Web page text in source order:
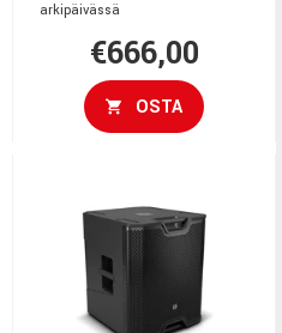
arkipäivässä
€666,00
OSTA